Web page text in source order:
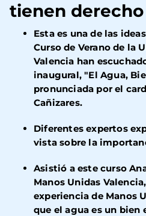
tienen derecho
Esta es una de las
Curso de Verano de la
Valencia han
inaugural,"El Agua,
pronunciada por el
Cañizares.
Diferentes expertos
vista sobre la
Asistió a este curso
Manos Unidas
experiencia de Manos
que el agua es un bien